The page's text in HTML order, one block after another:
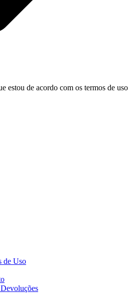
estou de acordo com os termos de uso
de Uso